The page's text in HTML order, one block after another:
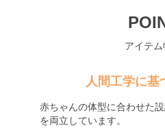
アイテ
人間工学に基
赤ちゃんの体型に合わせた
を両立しています。